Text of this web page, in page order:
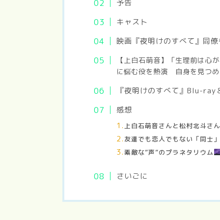
予告
キャスト
映画『夜明けのすべて』同
【上白石萌音】「生理前は
に悩む役を熱演 自身を見つ
『夜明けのすべて』Blu-ray
感想
上白石萌音さんと松村北斗さ
友達でも恋人でもない「同士
素敵な”声”のプラネタリウム
さいごに